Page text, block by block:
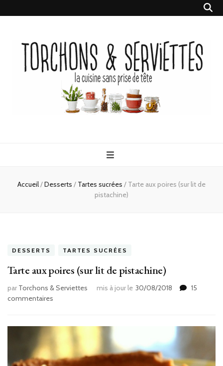
Serviettes
Accueil/Desserts / Tartes sucrées / Tarte aux poires (sur lit de
pistachine)
DESSERTS TARTES SUCRÉES
Tarte aux poires (sur lit de pistachine)
par Torchons & Serviettes mis à jour le 30/08/2018
15
commentaires
poires
de